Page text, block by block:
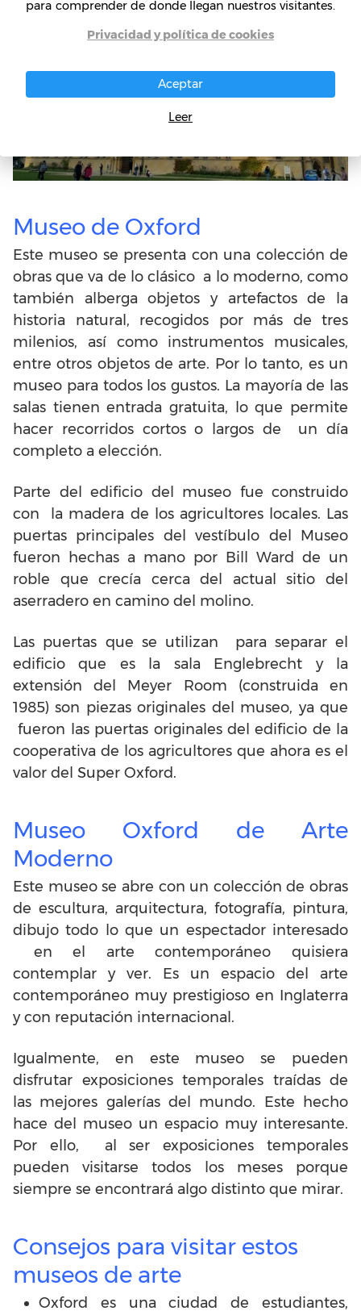
Museo de Oxford
Este museo se presenta con una colección de
obras que va de lo clásico a lo moderno, como
también alberga objetos y artefactos de la
historia natural, recogidos por más de tres
milenios, así como instrumentos musicales,
entre otros objetos de arte. Por lo tanto, es un
museo para todos los gustos. La mayoría de las
salas tienen entrada gratuita, lo que permite
hacer recorridos cortos o largos de un día
completo a elección.
Parte del edificio del museo fue construido
con la madera de los agricultores locales. Las
puertas principales del vestíbulo del Museo
fueron hechas a mano por Bill Ward de un
roble que crecía cerca del actual sitio del
aserradero en camino del molino.
Las puertas que se utilizan para separar el
edificio que es la sala Englebrecht y la
extensión del Meyer Room (construida en
1985) son piezas originales del museo, ya que
fueron las puertas originales del edificio de la
cooperativa de los agricultores que ahora es el
valor del Super Oxford.
Museo Oxford de Arte
Moderno
Este museo se abre con un colección de obras
de escultura, arquitectura, fotografía, pintura,
dibujo todo lo que un espectador interesado
en el arte contemporáneo quisiera
contemplar y ver. Es un espacio del arte
contemporáneo muy prestigioso en Inglaterra
y con reputación internacional.
Igualmente, en este museo se pueden
disfrutar exposiciones temporales traídas de
las mejores galerías del mundo. Este hecho
hace del museo un espacio muy interesante.
Por ello, al ser exposiciones temporales
pueden visitarse todos los meses porque
siempre se encontrará algo distinto que mirar.
Consejos para visitar estos
museos de arte
Oxford es una ciudad de estudiantes,
para comprender de donde llegan nuestros visitantes.
Privacidad y política de cookies
Aceptar
Leer